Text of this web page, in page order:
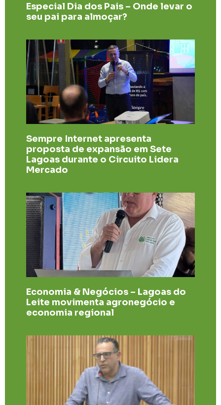
Especial Dia dos Pais – Onde levar o
seu pai para almoçar?
Sempre Internet apresenta
proposta de expansão em Sete
Lagoas durante o Circuito Lidera
Mercado
Economia & Negócios – Lagoas do
Leite movimenta agronegócio e
economia regional